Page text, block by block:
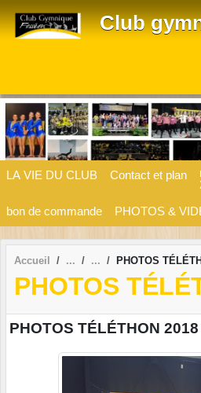
Club
LA VIE DU CLUB Contact et plan
bon de commande
PHOTOS &
Accueil PHOTOS
PHOTOS
PHOTOS TÉLÉTHON 2018
Panneau de gestion des cookies